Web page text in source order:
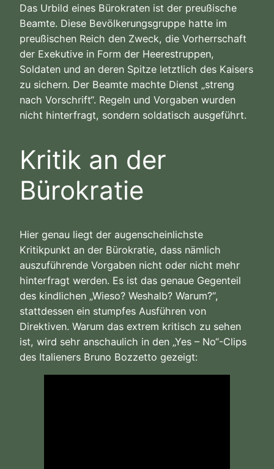
Das Urbild eines Bürokraten ist der preußische
Beamte. Diese Bevölkerungsgruppe hatte im
preußischen Reich den Zweck, die Vorherrschaft
der Exekutive in Form der Heerestruppen,
Soldaten und an deren Spitze letztlich des Kaisers
zu sichern. Der Beamte machte Dienst „streng
nach Vorschrift“. Regeln und Vorgaben wurden
nicht hinterfragt, sondern soldatisch ausgeführt.
Kritik an der
Bürokratie
Hier genau liegt der augenscheinlichste
Kritikpunkt an der Bürokratie, dass nämlich
auszuführende Vorgaben nicht oder nicht mehr
hinterfragt werden. Es ist das genaue Gegenteil
des kindlichen „Wieso? Weshalb? Warum?“,
stattdessen ein stumpfes Ausführen von
Direktiven. Warum das extrem kritisch zu sehen
ist, wird sehr anschaulich in den „Yes – No“-Clips
des Italieners Bruno Bozzetto gezeigt: